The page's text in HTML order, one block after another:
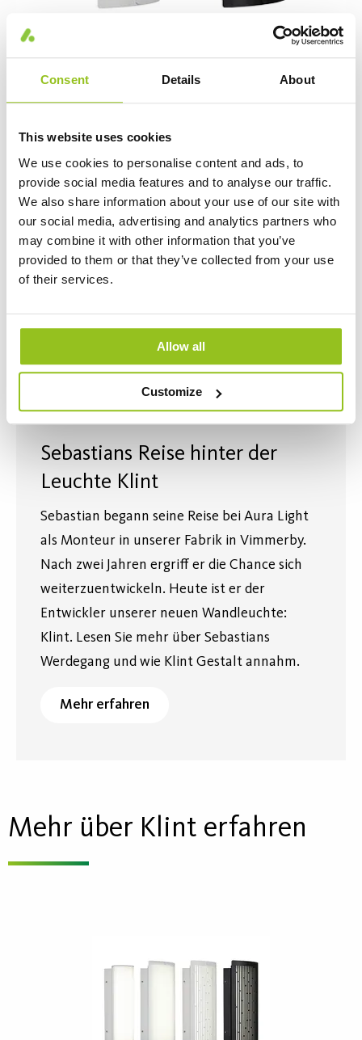
Consent Details About
This website uses cookies
We use cookies to personalise content and ads, to
provide social media features and to analyse our traffic.
We also share information about your use of our site with
our social media, advertising and analytics partners who
may combine it with other information that you’ve
provided to them or that they’ve collected from your use
of their services.
Allow all
Customize
Entblendungsabdeckung
Sebastians Reise hinter der
Leuchte Klint
Sebastian begann seine Reise bei Aura Light
als Monteur in unserer Fabrik in Vimmerby.
Nach zwei Jahren ergriff er die Chance sich
weiterzuentwickeln. Heute ist er der
Entwickler unserer neuen Wandleuchte:
Klint. Lesen Sie mehr über Sebastians
Werdegang und wie Klint Gestalt annahm.
Mehr erfahren
Mehr über Klint erfahren